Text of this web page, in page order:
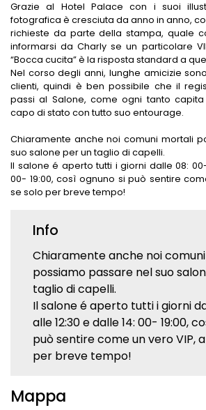
Grazie al Hotel Palace con i suoi
fotografica è cresciuta da anno in anno,
richieste da parte della stampa, quale
informarsi da Charly se un particolare
“Bocca cucita” è la risposta standard a
Nel corso degli anni, lunghe amicizie
clienti, quindi è ben possibile che il
passi al Salone, come ogni tanto
capo di stato con tutto suo entourage.
Chiaramente anche noi comuni mortali
suo salone per un taglio di capelli.
Il salone é aperto tutti i giorni dalle 08:
00- 19:00, così ognuno si può sentire
se solo per breve tempo!
Info
Chiaramente anche noi
possiamo passare nel suo
taglio di capelli.
Il salone é aperto tutti i giorni
alle 12:30 e dalle 14: 00- 19:00,
può sentire come un vero VIP,
per breve tempo!
Mappa